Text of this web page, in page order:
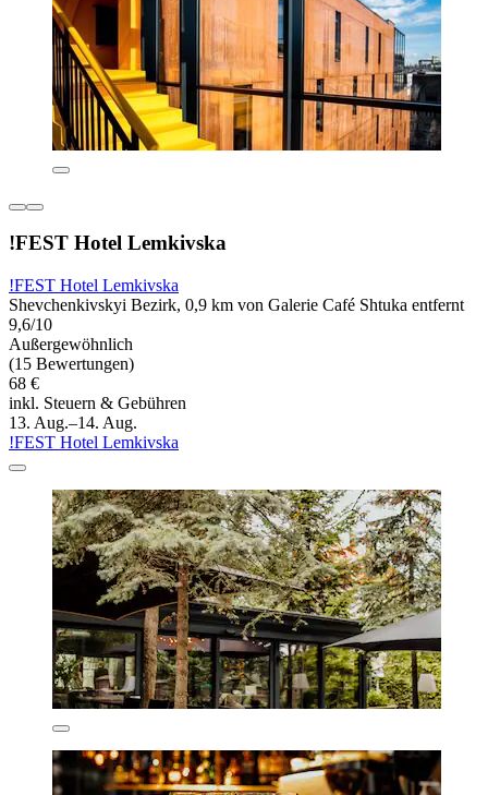
!FEST Hotel Lemkivska
!FEST Hotel Lemkivska
Shevchenkivskyi Bezirk, 0,9 km von Galerie Café Shtuka entfernt
9,6/10
Außergewöhnlich
(15 Bewertungen)
68 €
inkl. Steuern & Gebühren
13. Aug.–14. Aug.
!FEST Hotel Lemkivska